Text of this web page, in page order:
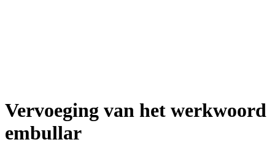
Vervoeging van het werkwoord
embullar